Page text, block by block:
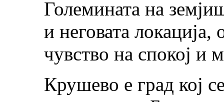
Големината на
и неговата
чувство на спокој и
Крушево е град кој